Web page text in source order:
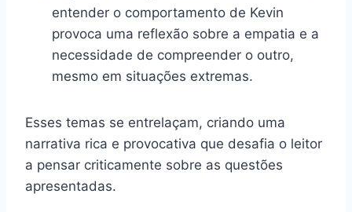
entender o comportamento de Kevin
provoca uma reflexão sobre a empatia e a
necessidade de compreender o outro,
mesmo em situações extremas.
Esses temas se entrelaçam, criando uma
narrativa rica e provocativa que desafia o leitor
a pensar criticamente sobre as questões
apresentadas.